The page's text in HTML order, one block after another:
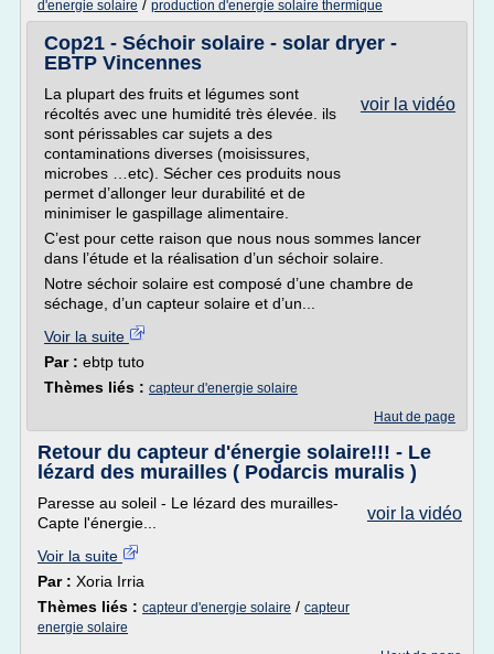
d'energie solaire / production d'energie solaire thermique
Cop21 - Séchoir solaire - solar dryer -
EBTP Vincennes
voir la vidéo
La plupart des fruits et légumes sont
récoltés avec une humidité très élevée. ils
sont périssables car sujets a des
contaminations diverses (moisissures,
microbes …etc). Sécher ces produits nous
permet d’allonger leur durabilité et de
minimiser le gaspillage alimentaire.
C’est pour cette raison que nous nous sommes lancer
dans l’étude et la réalisation d’un séchoir solaire.
Notre séchoir solaire est composé d’une chambre de
séchage, d’un capteur solaire et d’un...
Voir la suite
Par : ebtp tuto
Thèmes liés : capteur d'energie solaire
Haut de page
Retour du capteur d'énergie solaire!!! - Le
lézard des murailles ( Podarcis muralis )
voir la vidéo
Paresse au soleil - Le lézard des murailles-
Capte l'énergie...
Voir la suite
Par : Xoria Irria
Thèmes liés : capteur d'energie solaire / capteur
energie solaire